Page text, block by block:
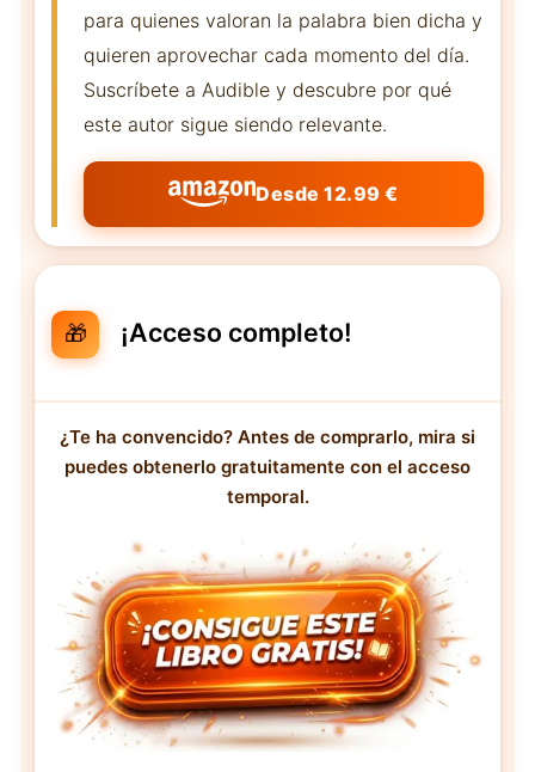
para quienes valoran la palabra bien dicha y
quieren aprovechar cada momento del día.
Suscríbete a Audible y descubre por qué
este autor sigue siendo relevante.
Desde 12.99 €
🎁 ¡Acceso completo!
¿Te ha convencido? Antes de comprarlo, mira si
puedes obtenerlo gratuitamente con el acceso
temporal.